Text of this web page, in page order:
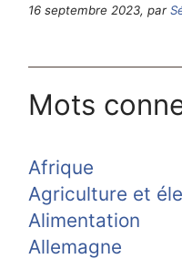
16 septembre 2023, par
Mots
Afrique
Agriculture et
Alimentation
Allemagne